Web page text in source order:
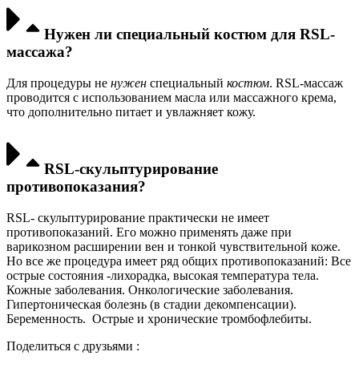
Нужен ли специальный костюм для RSL-
массажа?
Для процедуры не нужен специальный костюм. RSL-массаж
проводится с использованием масла или массажного крема,
что дополнительно питает и увлажняет кожу.
RSL-скульптурирование
противопоказания?
RSL- скульптурирование практически не имеет
противопоказаний. Его можно применять даже при
варикозном расширении вен и тонкой чувствительной коже.
Но все же процедура имеет ряд общих противопоказаний: Все
острые состояния -лихорадка, высокая температура тела.
Кожные заболевания. Онкологические заболевания.
Гипертоническая болезнь (в стадии декомпенсации).
Беременность. Острые и хронические тромбофлебиты.
Поделиться с друзьями :